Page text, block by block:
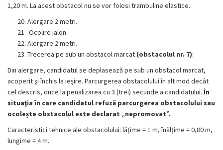
1,20 m. La acest obstacol nu se vor folosi trambuline elastice.
Alergare 2 metri.
Ocolire jalon.
Alergare 2 metri.
Trecerea pe sub un obstacol marcat (obstacolul nr. 7):
Din alergare, candidatul se deplasează pe sub un obstacol marcat,
acoperit şi închis la ieşire. Parcurgerea obstacolului în alt mod decât
cel descris, duce la penalizarea cu 3 (trei) secunde a candidatului. În
situaţia în care candidatul refuză parcurgerea obstacolului sau
ocolește obstacolul este declarat „nepromovat”.
Caracteristici tehnice ale obstacolului: lăţime = 1 m, înălţime = 0,80 m,
lungime = 4 m.